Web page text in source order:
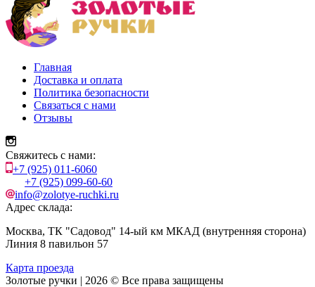
Главная
Доставка и оплата
Политика безопасности
Связаться с нами
Отзывы
Свяжитесь с нами:
+7 (925) 011-6060
+7 (925) 099-60-60
info@zolotye-ruchki.ru
Адрес склада:
Москва, ТК "Садовод" 14-ый км МКАД (внутренняя сторона)
Линия 8 павильон 57
Карта проезда
Золотые ручки | 2026 © Все права защищены